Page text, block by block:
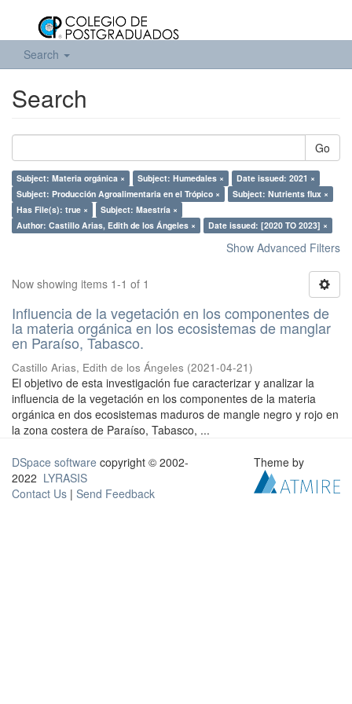
Search
Search
Go
Subject: Materia orgánica × Subject: Humedales ×
Date issued: 2021 ×
Subject: Producción Agroalimentaria en el Trópico ×
Subject: Nutrients flux ×
Has File(s): true ×
Subject: Maestría ×
Author: Castillo Arias, Edith de los Ángeles ×
Date issued: [2020 TO 2023] ×
Show Advanced Filters
Now showing items 1-1 of 1
Influencia de la vegetación en los componentes de
la materia orgánica en los ecosistemas de manglar
en Paraíso, Tabasco.
Castillo Arias, Edith de los Ángeles (2021-04-21)
El objetivo de esta investigación fue caracterizar y analizar la
influencia de la vegetación en los componentes de la materia
orgánica en dos ecosistemas maduros de mangle negro y rojo en
la zona costera de Paraíso, Tabasco, ...
DSpace software copyright © 2002-
2022 LYRASIS
Contact Us | Send Feedback
Theme by